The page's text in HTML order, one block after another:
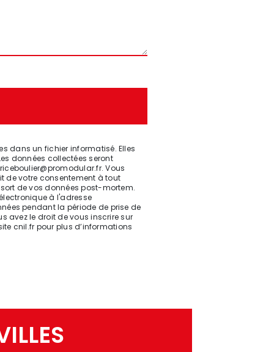
dans un fichier informatisé. Elles
données collectées seront
Vous
de votre consentement à tout
de vos données post-mortem.
à l'adresse
pendant la période de prise de
avez le droit de vous inscrire sur
cnil.fr pour plus d’informations